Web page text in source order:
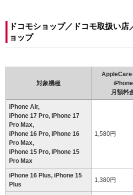
ドコモショップ／ドコモ取扱い
ョップ
対象機種
iPhone
月額料
iPhone Air,
iPhone 17 Pro, iPhone 17
Pro Max,
iPhone 16 Pro, iPhone 16
Pro Max,
iPhone 15 Pro, iPhone 15
Pro Max
1,580円
iPhone 16 Plus, iPhone 15
Plus
1,380円